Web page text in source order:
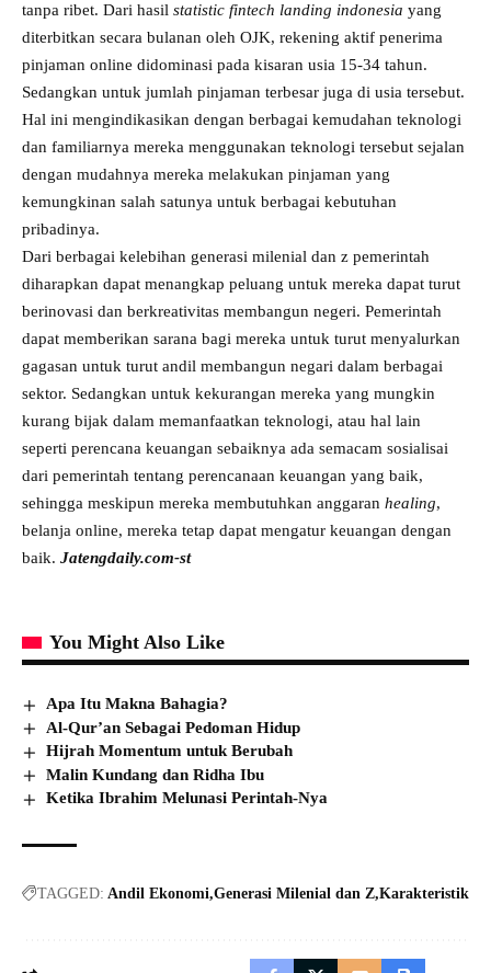
tanpa ribet. Dari hasil statistic fintech landing indonesia yang
diterbitkan secara bulanan oleh OJK, rekening aktif penerima
pinjaman online didominasi pada kisaran usia 15-34 tahun.
Sedangkan untuk jumlah pinjaman terbesar juga di usia tersebut.
Hal ini mengindikasikan dengan berbagai kemudahan teknologi
dan familiarnya mereka menggunakan teknologi tersebut sejalan
dengan mudahnya mereka melakukan pinjaman yang
kemungkinan salah satunya untuk berbagai kebutuhan
pribadinya.
Dari berbagai kelebihan generasi milenial dan z pemerintah
diharapkan dapat menangkap peluang untuk mereka dapat turut
berinovasi dan berkreativitas membangun negeri. Pemerintah
dapat memberikan sarana bagi mereka untuk turut menyalurkan
gagasan untuk turut andil membangun negari dalam berbagai
sektor. Sedangkan untuk kekurangan mereka yang mungkin
kurang bijak dalam memanfaatkan teknologi, atau hal lain
seperti perencana keuangan sebaiknya ada semacam sosialisai
dari pemerintah tentang perencanaan keuangan yang baik,
sehingga meskipun mereka membutuhkan anggaran healing,
belanja online, mereka tetap dapat mengatur keuangan dengan
baik. Jatengdaily.com-st
You Might Also Like
Apa Itu Makna Bahagia?
Al-Qur’an Sebagai Pedoman Hidup
Hijrah Momentum untuk Berubah
Malin Kundang dan Ridha Ibu
Ketika Ibrahim Melunasi Perintah-Nya
TAGGED: Andil Ekonomi Generasi Milenial dan Z Karakteristik